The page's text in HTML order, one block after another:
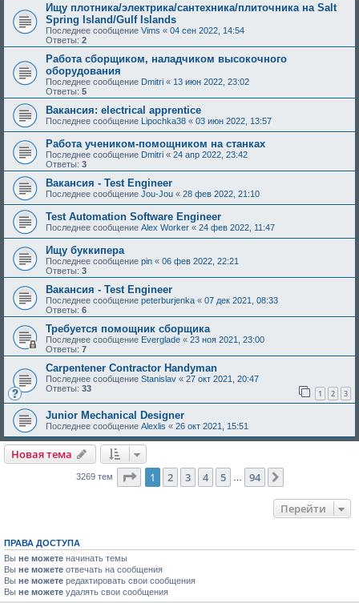
Ищу плотника/электрика/сантехника/плиточника на Salt
Spring Island/Gulf Islands
Последнее сообщение Vims « 04 сен 2022, 14:54
Ответы: 2
Работа сборщиком, наладчиком высокочного
оборудования
Последнее сообщение Dmitri « 13 июн 2022, 23:02
Ответы: 5
Вакансия: electrical apprentice
Последнее сообщение Lipochka38 « 03 июн 2022, 13:57
Работа учеником-помощником на станках
Последнее сообщение Dmitri « 24 апр 2022, 23:42
Ответы: 3
Вакансия - Test Engineer
Последнее сообщение Jou-Jou « 28 фев 2022, 21:10
Test Automation Software Engineer
Последнее сообщение Alex Worker « 24 фев 2022, 11:47
Ищу буккипера
Последнее сообщение pin « 06 фев 2022, 22:21
Ответы: 3
Вакансия - Test Engineer
Последнее сообщение peterburjenka « 07 дек 2021, 08:33
Ответы: 6
Требуется помощник сборщика
Последнее сообщение Everglade « 23 ноя 2021, 23:00
Ответы: 7
Carpentener Contractor Handyman
Последнее сообщение Stanislav « 27 окт 2021, 20:47
Ответы: 33 1 2 3
Junior Mechanical Designer
Последнее сообщение Alexlis « 26 окт 2021, 15:51
Новая тема
3269 тем Страница из 94
1 2 3 4 5 94
Перейти
ПРАВА ДОСТУПА
Вы не можете начинать темы
Вы не можете отвечать на сообщения
Вы не можете редактировать свои сообщения
Вы не можете удалять свои сообщения